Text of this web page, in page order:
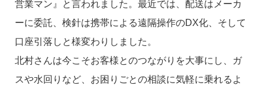
営業マン』と言われました。最近では、配送はメーカ
ーに委託、検針は携帯による遠隔操作のDX化、そして
口座引落しと様変わりしました。
北村さんは今こそお客様とのつながりを大事にし、ガ
スや水回りなど、お困りごとの相談に気軽に乗れるよ